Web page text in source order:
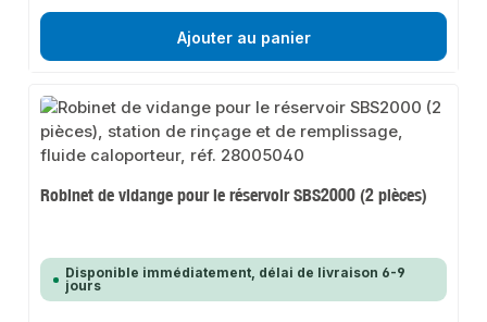
Ajouter au panier
Robinet de vidange pour le réservoir SBS2000 (2 pièces)
Disponible immédiatement, délai de livraison 6-9
jours